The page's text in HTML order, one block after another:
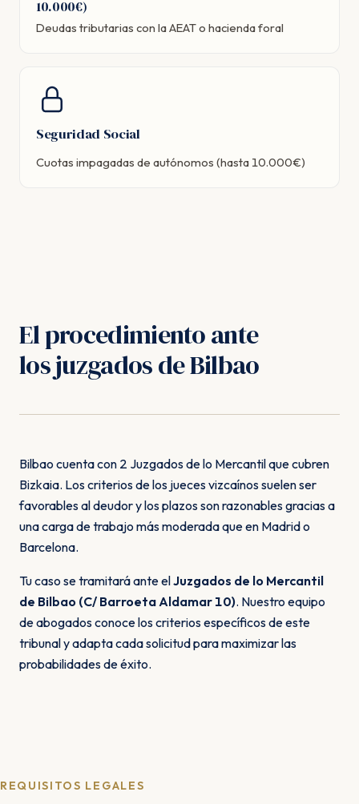
10.000€)
Deudas tributarias con la AEAT o hacienda foral
Seguridad Social
Cuotas impagadas de autónomos (hasta 10.000€)
El procedimiento ante
los juzgados de Bilbao
Bilbao cuenta con 2 Juzgados de lo Mercantil que cubren
Bizkaia. Los criterios de los jueces vizcaínos suelen ser
favorables al deudor y los plazos son razonables gracias a
una carga de trabajo más moderada que en Madrid o
Barcelona.
Tu caso se tramitará ante elJuzgados de lo Mercantil
de Bilbao (C/ Barroeta Aldamar 10). Nuestro equipo
de abogados conoce los criterios específicos de este
tribunal y adapta cada solicitud para maximizar las
probabilidades de éxito.
REQUISITOS LEGALES